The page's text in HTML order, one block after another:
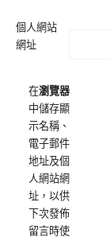
個人網站
網址
在瀏覽器
中儲存顯
示名稱、
電子郵件
地址及個
人網站網
址，以供
下次發佈
留言時使